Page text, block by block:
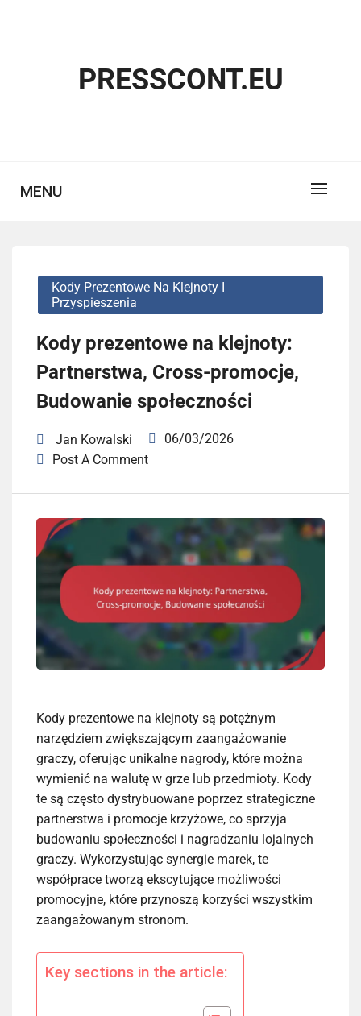
PRESSCONT.EU
MENU
Kody Prezentowe Na Klejnoty I
Przyspieszenia
Kody prezentowe na klejnoty:
Partnerstwa, Cross-promocje,
Budowanie społeczności
Jan Kowalski
06/03/2026
Post A Comment
Kody prezentowe na klejnoty są potężnym
narzędziem zwiększającym zaangażowanie
graczy, oferując unikalne nagrody, które można
wymienić na walutę w grze lub przedmioty. Kody
te są często dystrybuowane poprzez strategiczne
partnerstwa i promocje krzyżowe, co sprzyja
budowaniu społeczności i nagradzaniu lojalnych
graczy. Wykorzystując synergie marek, te
współprace tworzą ekscytujące możliwości
promocyjne, które przynoszą korzyści wszystkim
zaangażowanym stronom.
Key sections in the article: